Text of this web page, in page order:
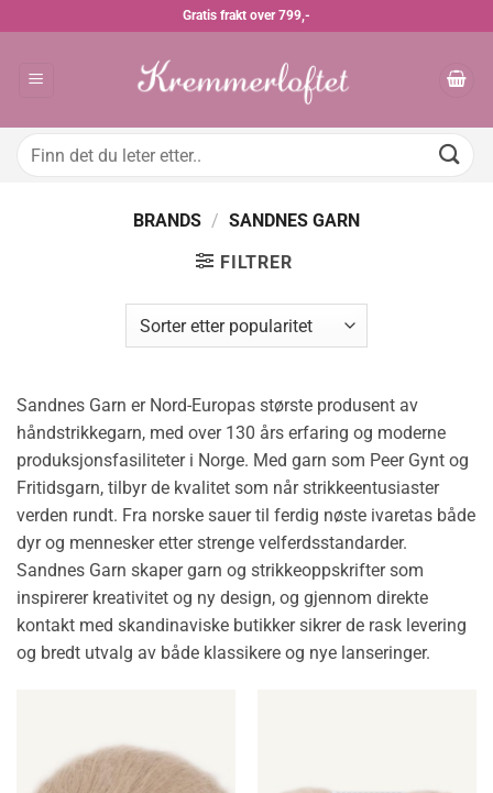
Gratis frakt over 799,-
Søk
BRANDS / SANDNES GARN
FILTRER
Sandnes Garn er Nord-Europas største produsent av
håndstrikkegarn, med over 130 års erfaring og moderne
produksjonsfasiliteter i Norge. Med garn som Peer Gynt og
Fritidsgarn, tilbyr de kvalitet som når strikkeentusiaster
verden rundt. Fra norske sauer til ferdig nøste ivaretas både
dyr og mennesker etter strenge velferdsstandarder.
Sandnes Garn skaper garn og strikkeoppskrifter som
inspirerer kreativitet og ny design, og gjennom direkte
kontakt med skandinaviske butikker sikrer de rask levering
og bredt utvalg av både klassikere og nye lanseringer.